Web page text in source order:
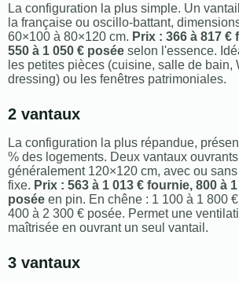
La configuration la plus simple. Un
la française ou oscillo-battant,
60×100 à 80×120 cm. Prix : 366 à 817 €
550 à 1 050 € posée selon l'essence.
les petites pièces (cuisine, salle de bain,
dressing) ou les fenêtres patrimoniales.
2 vantaux
La configuration la plus répandue,
% des logements. Deux vantaux
généralement 120×120 cm, avec ou
fixe. Prix : 563 à 1 013 € fournie, 800 à
posée en pin. En chêne : 1 100 à 1 800
400 à 2 300 € posée. Permet une
maîtrisée en ouvrant un seul vantail.
3 vantaux